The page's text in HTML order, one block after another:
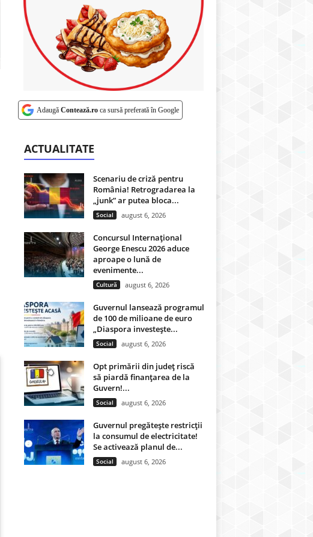
Adaugă Contează.roca sursă preferată în Google
ACTUALITATE
Scenariu de criză pentru
România! Retrogradarea la
„junk” ar putea bloca...
Social august 6, 2026
Concursul Internațional
George Enescu 2026 aduce
aproape o lună de
evenimente...
Cultură august 6, 2026
Guvernul lansează programul
de 100 de milioane de euro
„Diaspora investește...
Social august 6, 2026
Opt primării din județ riscă
să piardă finanțarea de la
Guvern!...
Social august 6, 2026
Guvernul pregătește restricții
la consumul de electricitate!
Se activează planul de...
Social august 6, 2026